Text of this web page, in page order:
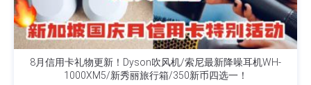
8月信用卡礼物更新！Dyson吹风机/索尼最新降噪耳机WH-
1000XM5/新秀丽旅行箱/350新币四选一！